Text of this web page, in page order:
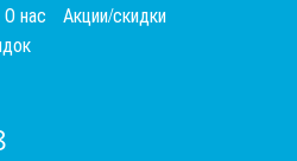
О нас
Акции/скидки